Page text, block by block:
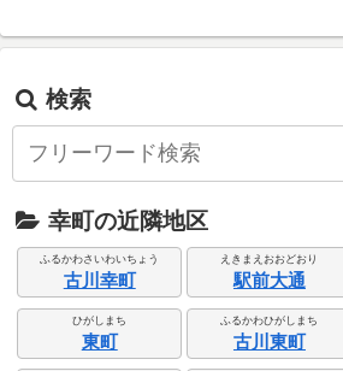
検索
幸町の近隣地区
ふるかわさいわいちょう
古川幸町
えきまえおおどおり
駅前大通
ひがしまち
東町
ふるかわひがしまち
古川東町